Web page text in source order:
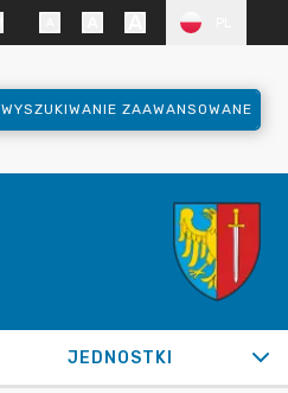
WYSZUKIWANIE ZAAWANSOWANE
JEDNOSTKI